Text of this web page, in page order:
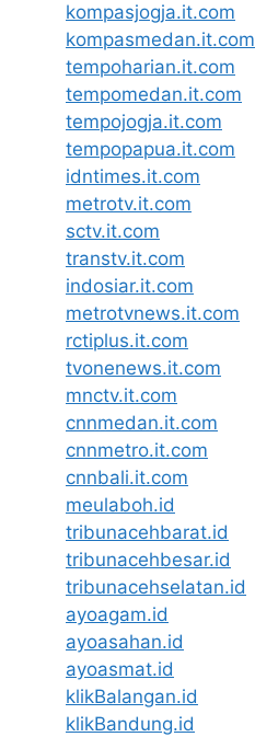
kompasjogja.it.com
kompasmedan.it.com
tempoharian.it.com
tempomedan.it.com
tempojogja.it.com
tempopapua.it.com
idntimes.it.com
metrotv.it.com
sctv.it.com
transtv.it.com
indosiar.it.com
metrotvnews.it.com
rctiplus.it.com
tvonenews.it.com
mnctv.it.com
cnnmedan.it.com
cnnmetro.it.com
cnnbali.it.com
meulaboh.id
tribunacehbarat.id
tribunacehbesar.id
tribunacehselatan.id
ayoagam.id
ayoasahan.id
ayoasmat.id
klikBalangan.id
klikBandung.id